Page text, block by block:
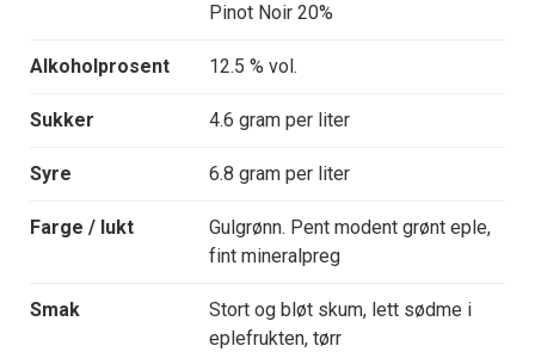
Pinot Noir 20%
Alkoholprosent 12.5 % vol.
Sukker 4.6 gram per liter
Syre 6.8 gram per liter
Farge / lukt
Gulgrønn. Pent modent grønt eple,
fint mineralpreg
Smak
Stort og bløt skum, lett sødme i
eplefrukten, tørr